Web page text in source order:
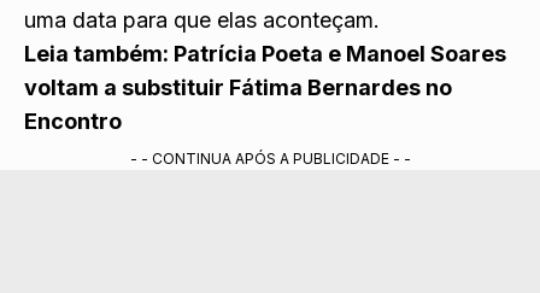
uma data para que elas aconteçam.
Leia também: Patrícia Poeta e Manoel Soares
voltam a substituir Fátima Bernardes no
Encontro
- - CONTINUA APÓS A PUBLICIDADE - -